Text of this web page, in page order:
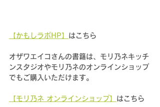
【かもしラボHP】 はこちら
オザワエイコさんの書籍は、モリ乃ネキッチ
ンスタジオやモリ乃ネのオンラインショップ
でもご購入いただけます。
【モリ乃ネ オンラインショップ】 はこちら